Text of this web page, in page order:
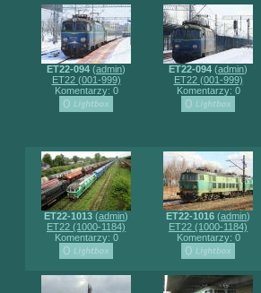
ET22-094 (admin)
ET22 (001-999)
Komentarzy: 0
ET22-094 (admin)
ET22 (001-999)
Komentarzy: 0
ET22-1013 (admin)
ET22 (1000-1184)
Komentarzy: 0
ET22-1016 (admin)
ET22 (1000-1184)
Komentarzy: 0